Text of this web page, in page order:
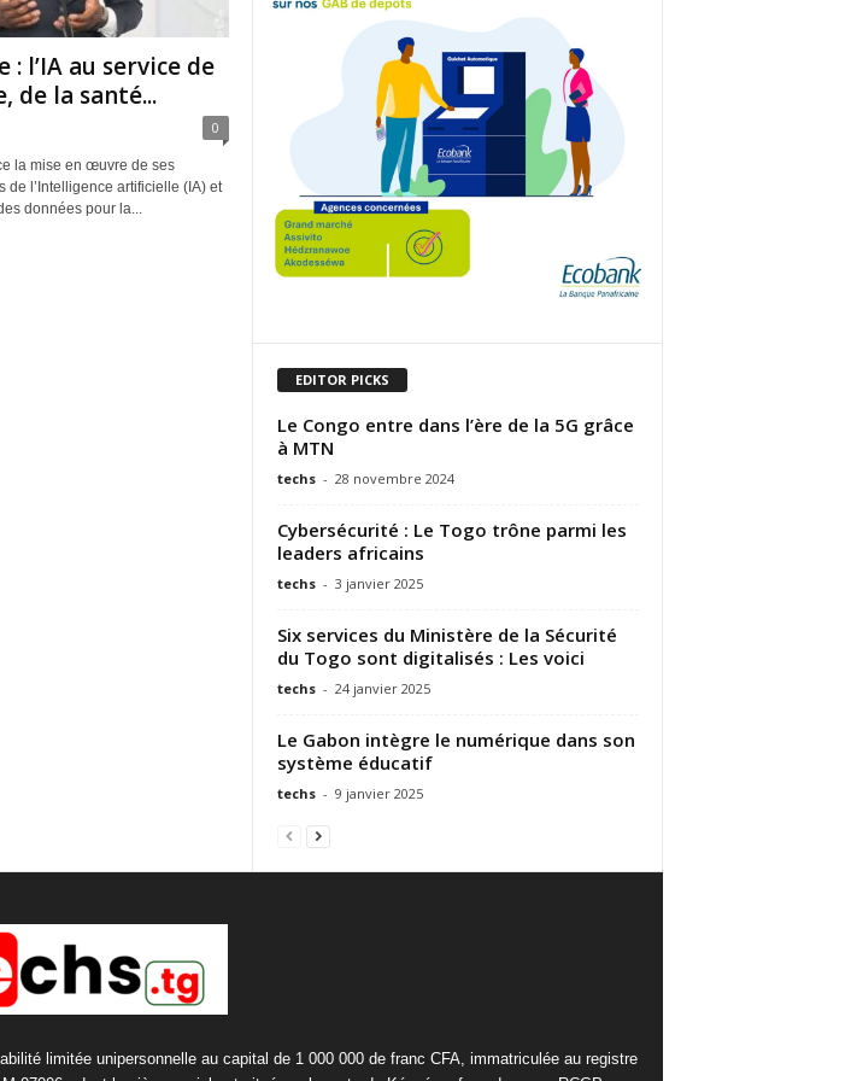
: l’IA au service de
de la santé...
0
la mise en œuvre de ses
de l’Intelligence artificielle (IA) et
données pour la...
EDITOR PICKS
Le Congo entre dans l’ère de la 5G grâce
à MTN
techs - 28 novembre 2024
Cybersécurité : Le Togo trône parmi les
leaders africains
techs - 3 janvier 2025
Six services du Ministère de la Sécurité
du Togo sont digitalisés : Les voici
techs - 24 janvier 2025
Le Gabon intègre le numérique dans son
système éducatif
techs - 9 janvier 2025
limitée unipersonnelle au capital de 1 000 000 de franc CFA, immatriculée au registre